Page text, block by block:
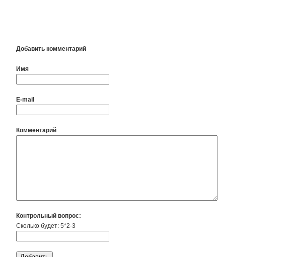
Добавить комментарий
Имя
E-mail
Комментарий
Контрольный вопрос:
Сколько будет: 5*2-3